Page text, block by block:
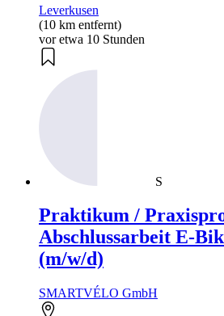
Leverkusen
(10 km entfernt)
vor etwa 10 Stunden
S
Praktikum /
Abschlussarbeit E-
(m/w/d)
SMARTVÉLO GmbH